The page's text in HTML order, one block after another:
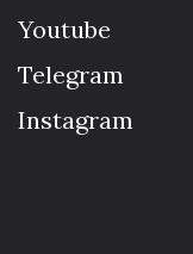
Youtube
Telegram
Instagram